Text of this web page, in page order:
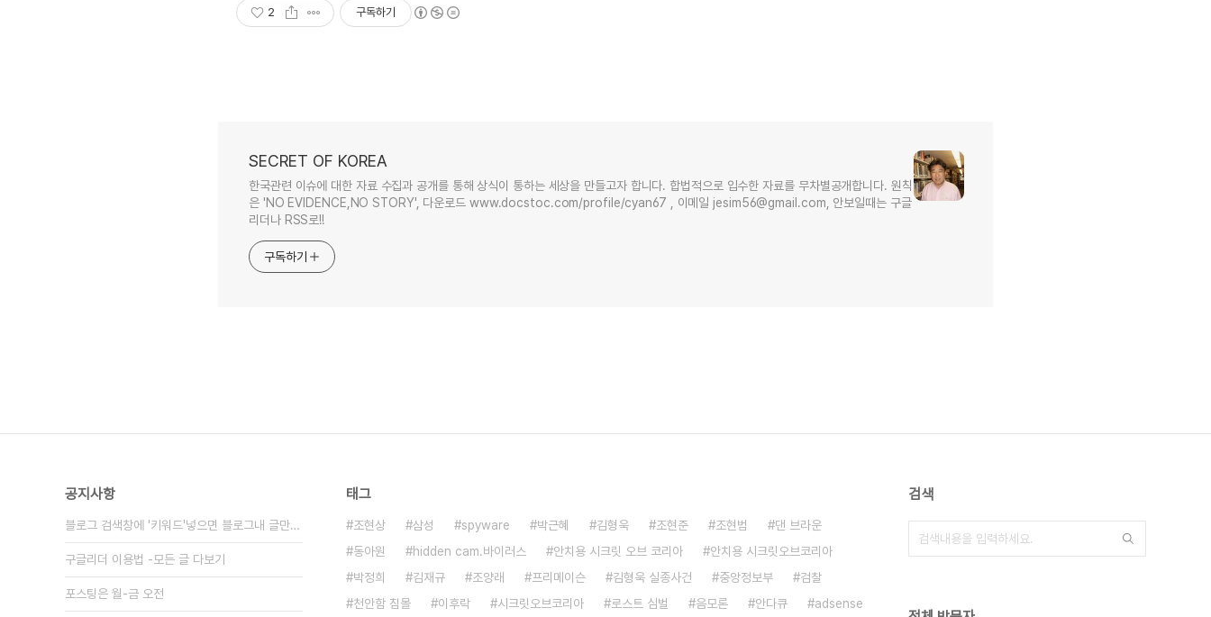
2 구독하기
SECRET OF KOREA
한국관련 이슈에 대한 자료 수집과 공개를 통해 상식이 통하는 세상을 만들고자 합니다. 합법적으로 입수한 자료를 무차별공개합니다. 원칙
은 'NO EVIDENCE,NO STORY', 다운로드 www.docstoc.com/profile/cyan67 , 이메일 jesim56@gmail.com, 안보일때는 구글
리더나 RSS로!!
구독하기
공지사항
블로그 검색창에 '키워드'넣으면 블로그내 글만 검색
구글리더 이용법 -모든 글 다보기
포스팅은 월-금 오전
태그
조현상 삼성 spyware 박근혜 김형욱 조현준 조현범
댄 브라운
동아원
hidden cam.바이러스 안치용 시크릿 오브 코리아
안치용 시크릿오브코리아
박정희
김재규 조양래 프리메이슨 김형욱 실종사건 중앙정보부
검찰
천안함 침몰
이후락 시크릿오브코리아 로스트 심벌 음모론 안다큐 adsense
검색